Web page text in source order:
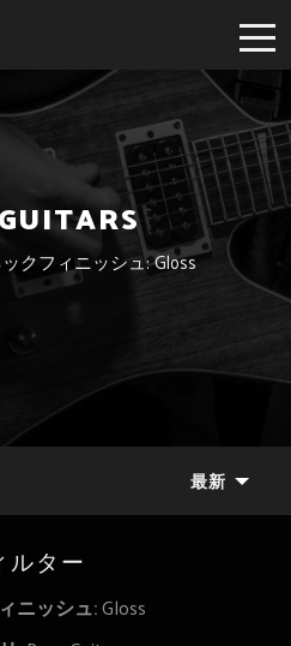
クフィニッシュ: Gloss
最新
ルター
ニッシュ:Gloss